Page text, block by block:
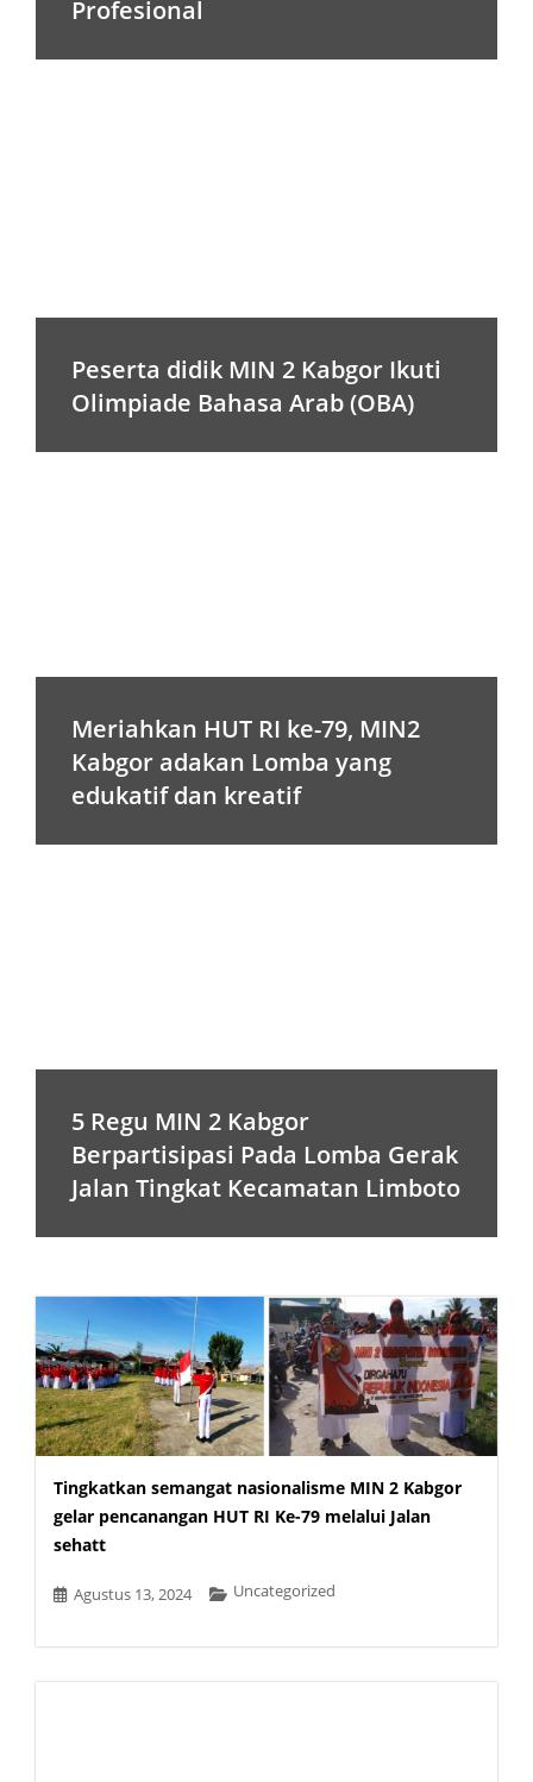
Profesional
Peserta didik MIN 2 Kabgor Ikuti
Olimpiade Bahasa Arab (OBA)
Meriahkan HUT RI ke-79, MIN2
Kabgor adakan Lomba yang
edukatif dan kreatif
5 Regu MIN 2 Kabgor
Berpartisipasi Pada Lomba Gerak
Jalan Tingkat Kecamatan Limboto
Tingkatkan semangat nasionalisme MIN 2 Kabgor
gelar pencanangan HUT RI Ke-79 melalui Jalan
sehatt
Agustus 13, 2024 Uncategorized